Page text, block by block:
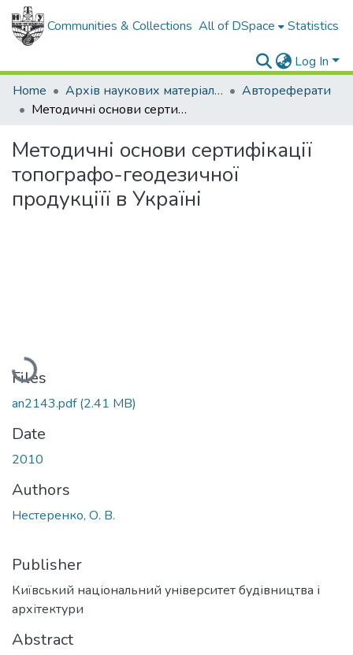
Communities & Collections All of DSpace Statistics
Log In
Home
Архів наукових матеріалів
Автореферати
Методичні основи сертифікації топографо-геодезичної продукціїї в Україні
Методичні основи сертифікації
топографо-геодезичної
продукціїї в Україні
Loading...
Files
an2143.pdf(2.41 MB)
Date
2010
Authors
Нестеренко, О. В.
Publisher
Київський національний університет будівництва і
архітектури
Abstract